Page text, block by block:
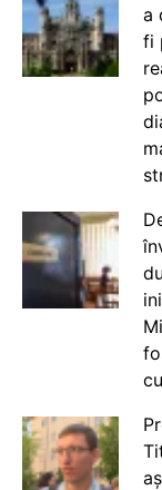
a
fi